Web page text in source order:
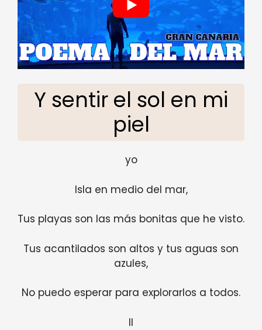
Y sentir el sol en mi
piel
yo
Isla en medio del mar,
Tus playas son las más bonitas que he visto.
Tus acantilados son altos y tus aguas son
azules,
No puedo esperar para explorarlos a todos.
II